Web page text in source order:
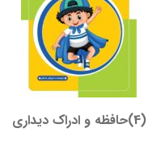
(4)حافظه و ادراک دیداری